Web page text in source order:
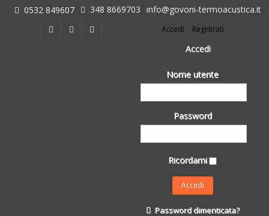
0532 849607 348 8669703 info@govoni-termoacustica.it
Accedi Registrati
Accedi
Nome utente
Password
Ricordami
Password dimenticata?
L'azienda
Chi siamo
Fasi della Ricostruzione Post Terremoto
Impermeabilizzanti per l'edilizia
Isolanti Termici, cartongesso e sistemi a secco